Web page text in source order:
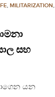
, MILITARIZATION,
සහ
යන